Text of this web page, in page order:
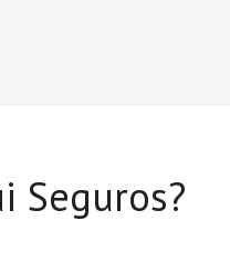
Seguros?